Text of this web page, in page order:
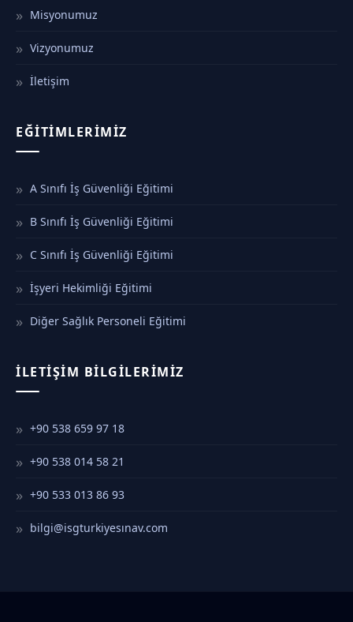
Misyonumuz
Vizyonumuz
İletişim
EĞITIMLERIMIZ
A Sınıfı İş Güvenliği Eğitimi
B Sınıfı İş Güvenliği Eğitimi
C Sınıfı İş Güvenliği Eğitimi
İşyeri Hekimliği Eğitimi
Diğer Sağlık Personeli Eğitimi
İLETIŞIM BILGILERIMIZ
+90 538 659 97 18
+90 538 014 58 21
+90 533 013 86 93
bilgi@isgturkiyesınav.com